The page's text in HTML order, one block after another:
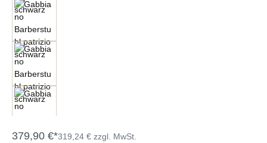
379,90 €*319,24 € zzgl. MwSt.